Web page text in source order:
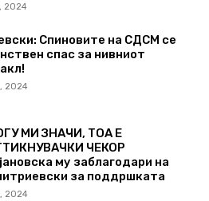
2024
Спиновите на СДСМ се
спас за нивниот
2024
МИ ЗНАЧИ, ТОА Е
ЧЕКОР
му заблагодари на
за поддршката
2024